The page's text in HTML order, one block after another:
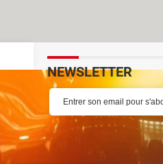
NEWSLETTER